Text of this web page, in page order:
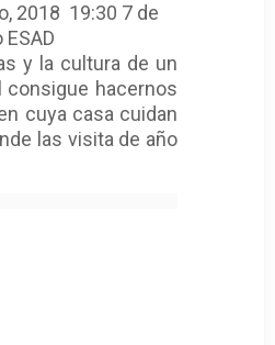
2018 19:30 7 de
ESAD
y la cultura de un
consigue hacernos
cuya casa cuidan
las visita de año